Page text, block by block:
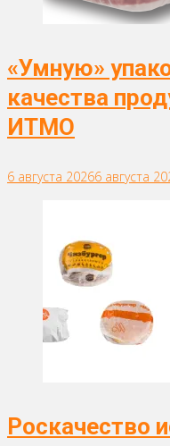
«Умную»
качества
ИТМО
6 августа 20266 августа
Роскачество